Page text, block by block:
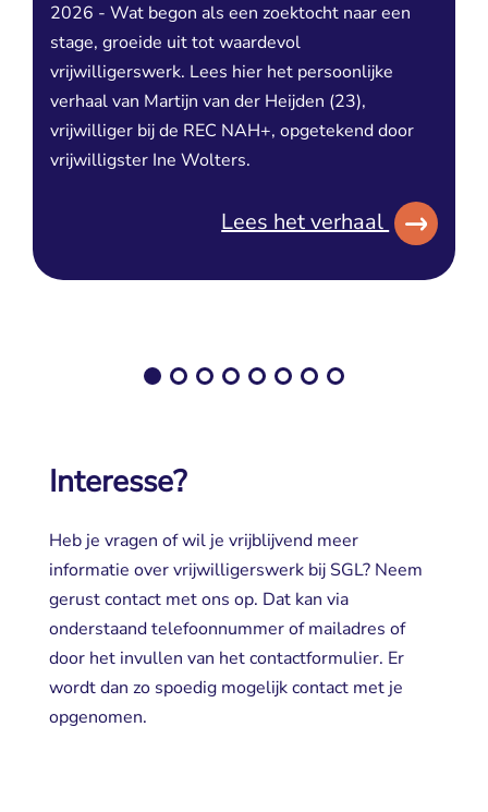
2026 - Wat begon als een zoektocht naar een
stage, groeide uit tot waardevol
vrijwilligerswerk. Lees hier het persoonlijke
verhaal van Martijn van der Heijden (23),
vrijwilliger bij de REC NAH+, opgetekend door
vrijwilligster Ine Wolters.
Lees het verhaal
Interesse?
Heb je vragen of wil je vrijblijvend meer
informatie over vrijwilligerswerk bij SGL? Neem
gerust contact met ons op. Dat kan via
onderstaand telefoonnummer of mailadres of
door het invullen van het contactformulier. Er
wordt dan zo spoedig mogelijk contact met je
opgenomen.